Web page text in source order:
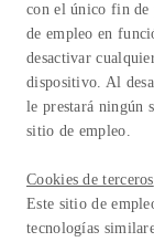
con el único fin de
de empleo en
desactivar
dispositivo. Al
le prestará ningún
sitio de empleo.
Cookies de terceros
Este sitio de
tecnologías